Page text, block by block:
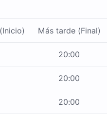
Más tarde (Final)
20:00
20:00
20:00